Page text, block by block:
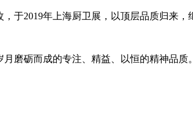
，于2019年上海厨卫展，以顶层品质归来，
砺而成的专注、精益、以恒的精神品